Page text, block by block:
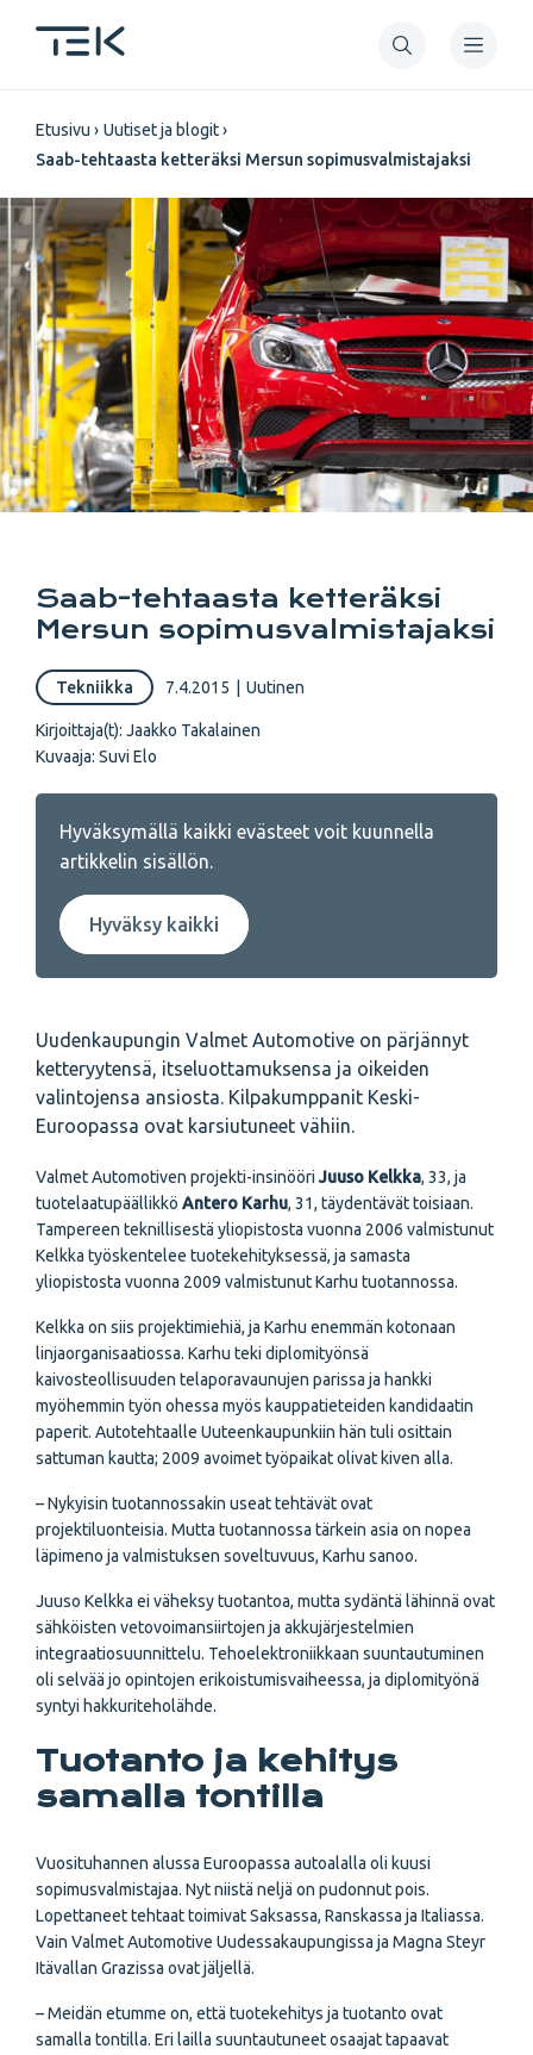
pääsisältöön
Murupolku
Etusivu
Uutiset ja blogit
Saab-tehtaasta ketteräksi Mersun sopimusvalmistajaksi
Saab-tehtaasta ketteräksi
Mersun sopimusvalmistajaksi
Tekniikka 7.4.2015 Uutinen
Kirjoittaja(t): Jaakko Takalainen
Kuvaaja: Suvi Elo
Hyväksymällä kaikki evästeet voit kuunnella
artikkelin sisällön.
Hyväksy kaikki
Uudenkaupungin Valmet Automotive on pärjännyt
ketteryytensä, itseluottamuksensa ja oikeiden
valintojensa ansiosta. Kilpakumppanit Keski-
Euroopassa ovat karsiutuneet vähiin.
Valmet Automotiven projekti-insinööriJuuso Kelkka, 33, ja
tuotelaatupäällikkö Antero Karhu, 31, täydentävät toisiaan.
Tampereen teknillisestä yliopistosta vuonna 2006 valmistunut
Kelkka työskentelee tuotekehityksessä, ja samasta
yliopistosta vuonna 2009 valmistunut Karhu tuotannossa.
Kelkka on siis projektimiehiä, ja Karhu enemmän kotonaan
linjaorganisaatiossa. Karhu teki diplomityönsä
kaivosteollisuuden telaporavaunujen parissa ja hankki
myöhemmin työn ohessa myös kauppatieteiden kandidaatin
paperit. Autotehtaalle Uuteenkaupunkiin hän tuli osittain
sattuman kautta; 2009 avoimet työpaikat olivat kiven alla.
– Nykyisin tuotannossakin useat tehtävät ovat
projektiluonteisia. Mutta tuotannossa tärkein asia on nopea
läpimeno ja valmistuksen soveltuvuus, Karhu sanoo.
Juuso Kelkka ei väheksy tuotantoa, mutta sydäntä lähinnä ovat
sähköisten vetovoimansiirto­jen ja akkujärjestelmien
integraatiosuunnittelu. Tehoelektroniikkaan suuntautuminen
oli selvää jo opintojen erikoistumisvaiheessa, ja diplomityönä
syntyi hakkuriteholähde.
Tuotanto ja kehitys
samalla tontilla
Vuosituhannen alussa Euroopassa autoalalla oli kuusi
sopimusvalmistajaa. Nyt niistä neljä on pudonnut pois.
Lopettaneet tehtaat toimivat Saksassa, Ranskassa ja Italiassa.
Vain Valmet Automotive Uudessakaupungissa ja Magna Steyr
Itävallan Grazissa ovat jäljellä.
– Meidän etumme on, että tuotekehitys ja tuotanto ovat
samalla tontilla. Eri lailla suuntautuneet osaajat tapaavat